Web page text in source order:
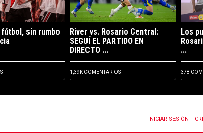
sin rumbo
River vs. Rosario Central:
SEGUÍ EL PARTIDO EN
DIRECTO ...
1,39K COMENTARIOS
Los
...
378
CUANDO SE PUBLIQUEN NUEVOS COMENTARIOSINICIAR SESIÓN